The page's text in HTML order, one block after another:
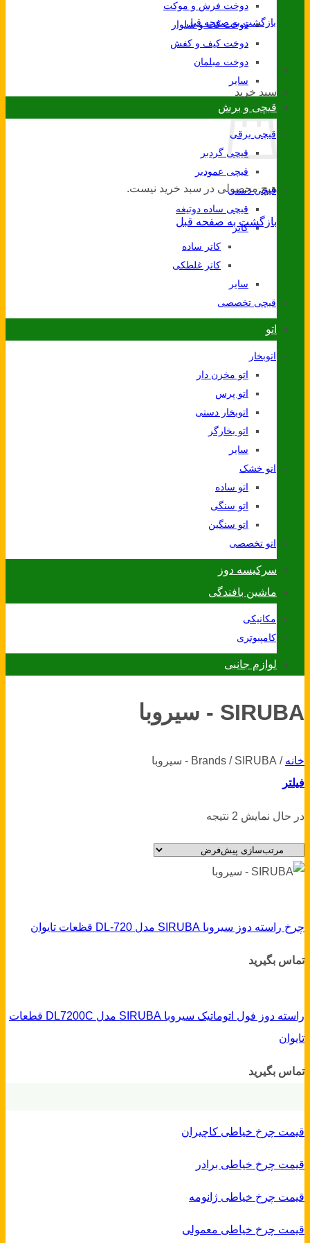
بازگشت به صفحه قبل
سبد خرید
هیچ محصولی در سبد خرید نیست.
بازگشت به صفحه قبل
دوخت فرش و موکت
دوخت کت و شلوار
دوخت کیف و کفش
دوخت مبلمان
سایر
قیچی و برش
قیچی برقی
قیچی گردبر
قیچی عمودبر
قیچی دستی
قیچی ساده دوتیغه
کاتر
کاتر ساده
کاتر غلطکی
سایر
قیچی تخصصی
اتو
اتوبخار
اتو مخزن دار
اتو پرس
اتوبخار دستی
اتو بخارگر
سایر
اتو خشک
اتو ساده
اتو سنگی
اتو سنگین
اتو تخصصی
سرکیسه دوز
ماشین بافندگی
مکانیکی
کامپیوتری
لوازم جانبی
SIRUBA - سیروبا
خانه /
/SIRUBA - سیروبا
فیلتر
در حال نمایش 2 نتیجه
چرخ راسته دوز سیروبا SIRUBA مدل DL-720 قظعات تایوان
تماس بگیرید
راسته دوز فول اتوماتیک سیروبا SIRUBA مدل DL7200C قطعات
تایوان
تماس بگیرید
قیمت چرخ خیاطی کاچیران
قیمت چرخ خیاطی برادر
قیمت چرخ خیاطی ژانومه
قیمت چرخ خیاطی معمولی